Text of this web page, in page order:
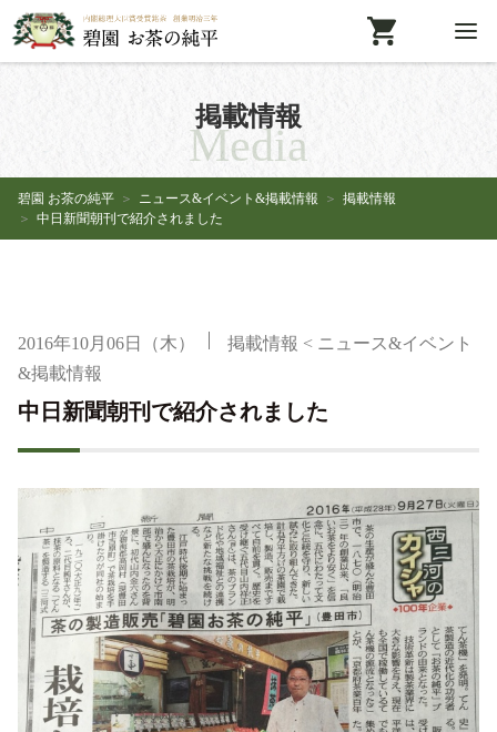
掲載情報
Media
碧園 お茶の純平 ニュース&イベント&掲載情報
掲載情報
中日新聞朝刊で紹介されました
2016年10月06日（木） 掲載情報 < ニュース&イベント
&掲載情報
中日新聞朝刊で紹介されました